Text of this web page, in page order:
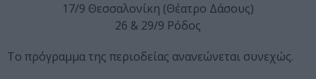
17/9 Θεσσαλονίκη (Θέατρο Δάσους)
26 & 29/9 Ρόδος
Το πρόγραμμα της περιοδείας ανανεώνεται συνεχώς.